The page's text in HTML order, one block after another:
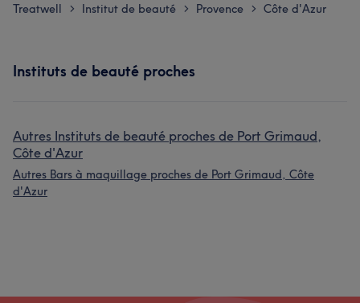
Treatwell > Institut de beauté > Provence > Côte d'Azur
Instituts de beauté proches
Autres Instituts de beauté proches de Port Grimaud,
Côte d'Azur
Autres Bars à maquillage proches de Port Grimaud, Côte
d'Azur